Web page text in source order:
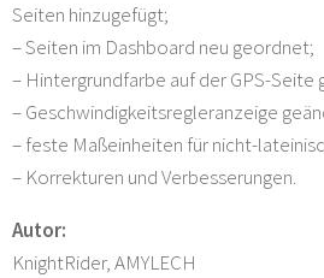
Seiten hinzugefügt;
– Seiten im Dashboard neu geordnet;
– Hintergrundfarbe auf der GPS-Seite
– Geschwindigkeitsregleranzeige
– feste Maßeinheiten für nicht-
– Korrekturen und Verbesserungen.
Autor:
KnightRider, AMYLECH